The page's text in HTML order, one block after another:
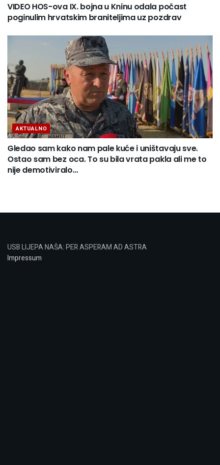
VIDEO HOS-ova IX. bojna u Kninu odala počast
poginulim hrvatskim braniteljima uz pozdrav
AKTUALNO
Gledao sam kako nam pale kuće i uništavaju sve.
Ostao sam bez oca. To su bila vrata pakla ali me to
nije demotiviralo…
USB LIJEPA NAŠA: PER ASPERAM AD ASTRA
Impressum